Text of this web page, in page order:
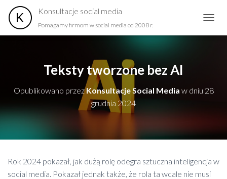
Konsultacje social media
Pomagamy firmom w social media od 2008 r.
Teksty tworzone bez AI
Opublikowano przezKonsultacje Social Media w dniu 28
grudnia 2024
Rok 2024 pokazał, jak dużą rolę odegra sztuczna inteligencja w
social media. Pokazał jednak także, że rola ta wcale nie musi